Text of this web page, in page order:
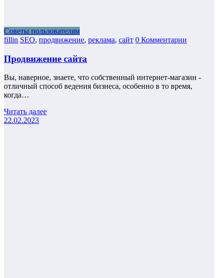
Советы пользователям
fillin SEO, продвижение, реклама, сайт 0 Комментарии
Продвижение сайта
Вы, наверное, знаете, что собственный интернет-магазин -
отличный способ ведения бизнеса, особенно в то время,
когда…
Читать далее
22.02.2023